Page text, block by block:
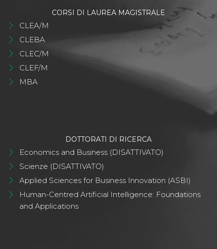
CORSI DI LAUREA MAGISTRALE
CLEA/M
CLEBA
CLEC/M
CLEF/M
MBA
DOTTORATI DI RICERCA
Economics and Business (DISATTIVATO)
Scienze (DISATTIVATO)
Applied Sciences for Business Innovation (ASBI)
Human-Centred Artificial Intelligence: Foundations
and Applications